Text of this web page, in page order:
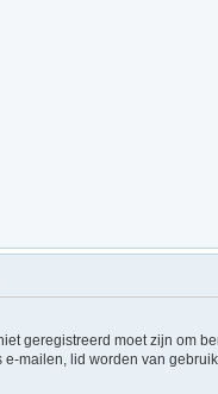
geregistreerd moet zijn om
mailen, lid worden van